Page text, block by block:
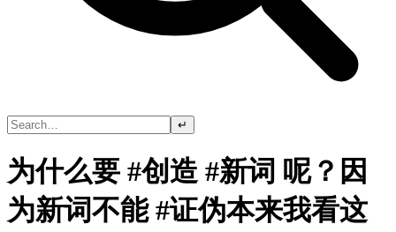
↵
为什么要 #创造 #新词 呢？因
为新词不能 #证伪本来我看这